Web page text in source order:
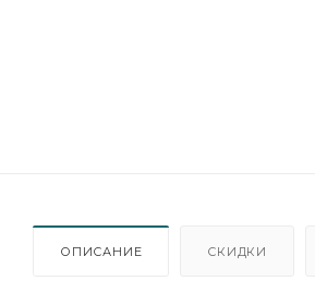
ОПИСАНИЕ СКИДКИ